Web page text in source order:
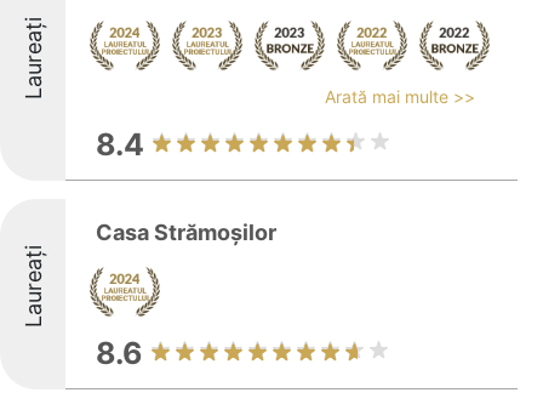
Laureați Arată mai multe >>
8.4
Laureați
Casa Strămoșilor
8.6